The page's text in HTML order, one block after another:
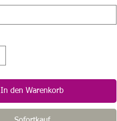
In den Warenkorb